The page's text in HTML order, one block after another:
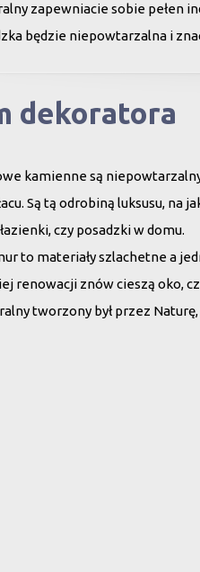
zapewniacie sobie pełen
będzie niepowtarzalna i
dekoratora
kamienne są
Są tą odrobiną luksusu,
czy posadzki w domu.
to materiały szlachetne a
renowacji znów cieszą oko,
tworzony był przez